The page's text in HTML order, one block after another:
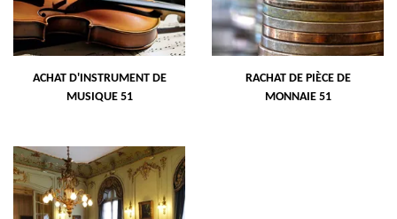
ACHAT D'INSTRUMENT DE
MUSIQUE 51
RACHAT DE PIÈCE DE
MONNAIE 51